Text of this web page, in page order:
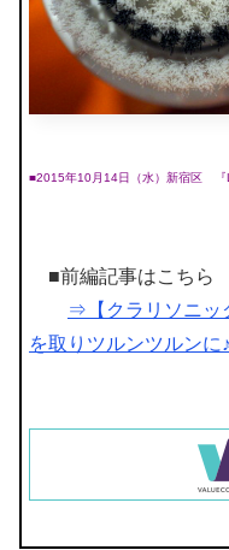
■2015年10月14日（水）新宿区 『
■前編記事はこちら
⇒【クラリソニッ
を取りツルンツルンに♪